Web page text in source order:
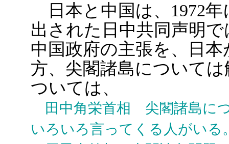
日本と中国は、1972
出された日中共同声明
中国政府の主張を、日
方、尖閣諸島について
ついては、
田中角栄首相 尖閣諸島に
いろいろ言ってくる人がいる